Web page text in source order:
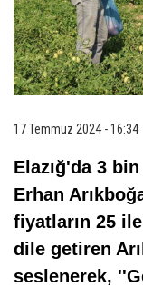
17 Temmuz 2024 - 16:34
Elazığ'da 3
Erhan
fiyatların 25
dile getiren
seslenerek,